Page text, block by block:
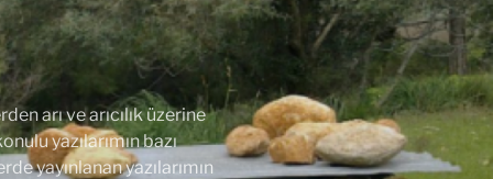
arı ve arıcılık üzerine
yazılarımın bazı
yayınlanan yazılarımın